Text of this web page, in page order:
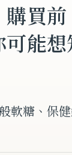
購買前
可能
軟糖、保